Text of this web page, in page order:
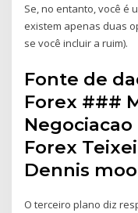
Se, no entanto, você é
existem apenas duas
se você incluir a ruim).
Fonte de
Forex ###
Forex
Dennis
O terceiro plano diz